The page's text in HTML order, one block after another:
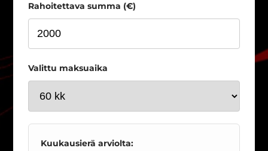
Rahoitettava summa (€)
Valittu maksuaika
Kuukausierä arviolta: